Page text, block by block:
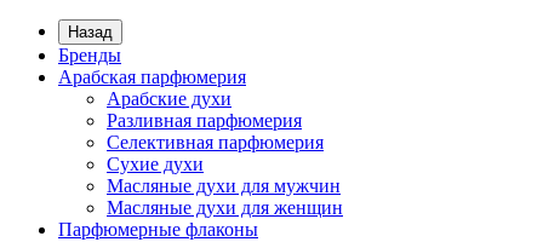
Назад
Бренды
Арабская парфюмерия
Арабские духи
Разливная парфюмерия
Селективная парфюмерия
Сухие духи
Масляные духи для мужчин
Масляные духи для женщин
Парфюмерные флаконы